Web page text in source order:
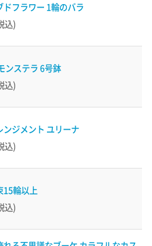
ドフラワー 1輪のバラ
込)
ンステラ 6号鉢
込)
ンジメント ユリーナ
込)
15輪以上
込)